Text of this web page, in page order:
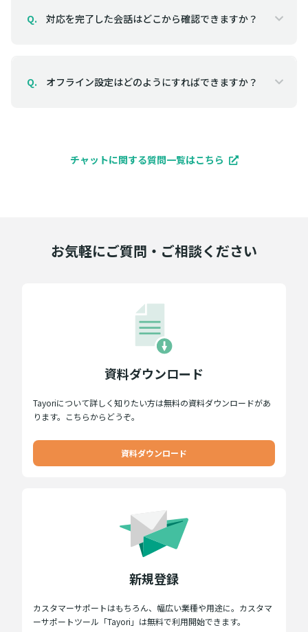
Q. 対応を完了した会話はどこから確認できますか？
Q. オフライン設定はどのようにすればできますか？
チャットに関する質問一覧はこちら
お気軽にご質問・ご相談ください
資料ダウンロード
Tayoriについて詳しく知りたい方は無料の資料ダウンロードがあ
ります。こちらからどうぞ。
資料ダウンロード
新規登録
カスタマーサポートはもちろん、幅広い業種や用途に。カスタマ
ーサポートツール「Tayori」は無料で利用開始できます。